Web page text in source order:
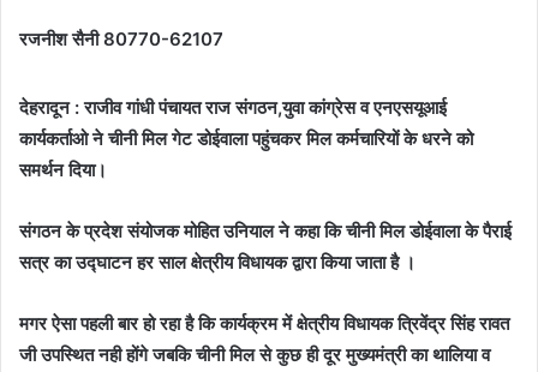
रजनीश सैनी 80770-62107
देहरादून : राजीव गांधी पंचायत राज संगठन,युवा कांग्रेस व एनएसयूआई
कार्यकर्ताओ ने चीनी मिल गेट डोईवाला पहुंचकर मिल कर्मचारियों के धरने को
समर्थन दिया।
संगठन के प्रदेश संयोजक मोहित उनियाल ने कहा कि चीनी मिल डोईवाला के पैराई
सत्र का उद्घाटन हर साल क्षेत्रीय विधायक द्वारा किया जाता है ।
मगर ऐसा पहली बार हो रहा है कि कार्यक्रम में क्षेत्रीय विधायक त्रिवेंद्र सिंह रावत
जी उपस्थित नही होंगे जबकि चीनी मिल से कुछ ही दूर मुख्यमंत्री का थालिया व